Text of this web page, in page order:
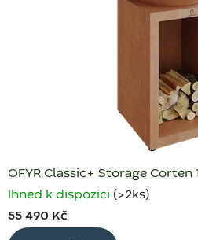
OFYR Classic+ Storage Corten
Ihned k dispozici (>2 ks)
55 490 Kč